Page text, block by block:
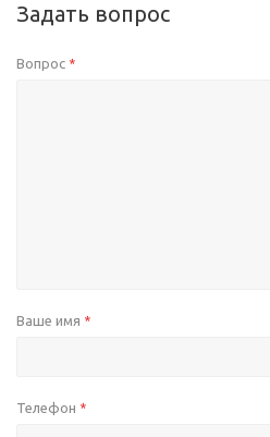
Задать вопрос
Вопрос *
Ваше имя *
Телефон *